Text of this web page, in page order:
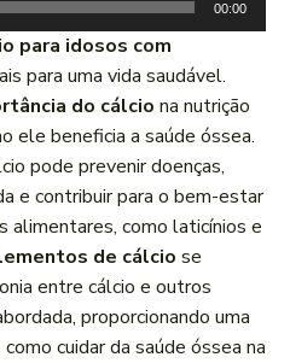
00:00
para idosos com
para uma vida saudável.
do cálcio na nutrição
ele beneficia a saúde óssea.
pode prevenir doenças,
e contribuir para o bem-estar
alimentares, como laticínios e
de cálcio se
entre cálcio e outros
proporcionando uma
cuidar da saúde óssea na